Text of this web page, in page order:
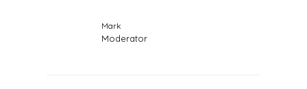
Mark
Moderator